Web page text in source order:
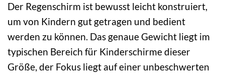
Der Regenschirm ist bewusst leicht konstruiert,
um von Kindern gut getragen und bedient
werden zu können. Das genaue Gewicht liegt im
typischen Bereich für Kinderschirme dieser
Größe, der Fokus liegt auf einer unbeschwerten